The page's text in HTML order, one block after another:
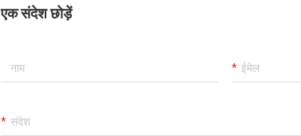
एक संदेश छोड़ें